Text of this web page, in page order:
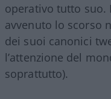
operativo tutto suo.
avvenuto lo scorso
dei suoi canonici
l’attenzione del
soprattutto).